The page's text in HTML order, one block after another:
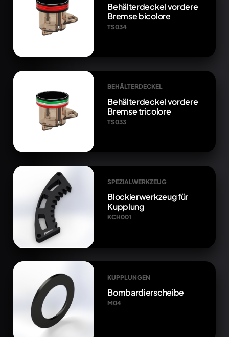
Behälterdeckel vordere
Bremse bicolore
TS034
BEHÄLTERDECKEL
Behälterdeckel vordere
Bremse tricolore
TS033
SPEZIALWERKZEUG
Blockierwerkzeug für
Kupplung
KCH001
KUPPLUNGEN
Bombardierscheibe
M04